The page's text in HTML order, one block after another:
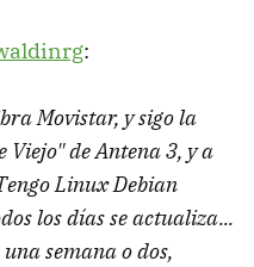
:
Movistar, y sigo la
Viejo" de Antena 3, y a
Linux Debian
los días se actualiza...
semana o dos,